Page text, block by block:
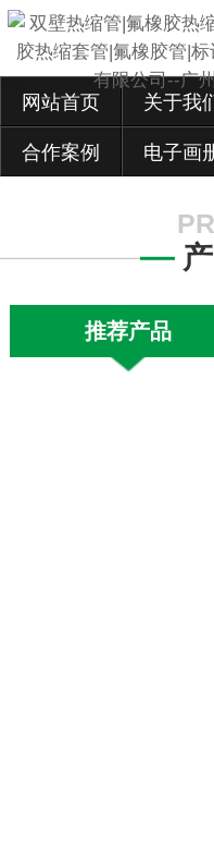
网站首页 关于我
合作案例 电子画
推荐产品